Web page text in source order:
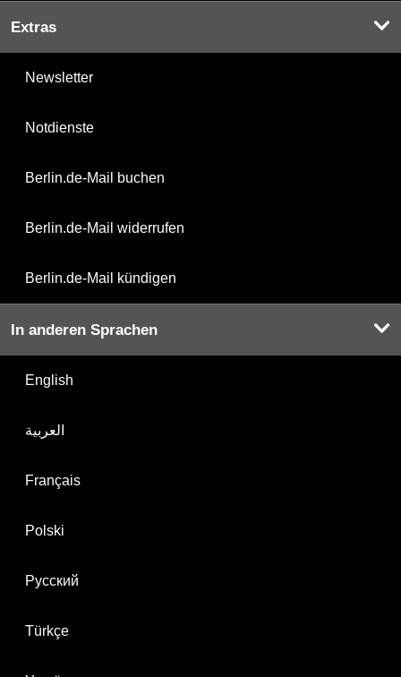
Extras
Newsletter
Notdienste
Berlin.de-Mail buchen
Berlin.de-Mail widerrufen
Berlin.de-Mail kündigen
In anderen Sprachen
English
العربية
Français
Polski
Русский
Türkçe